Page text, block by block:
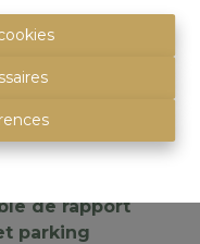
de rapport
parking